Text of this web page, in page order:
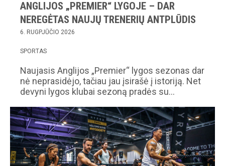
ANGLIJOS „PREMIER“ LYGOJE – DAR
NEREGĖTAS NAUJŲ TRENERIŲ ANTPLŪDIS
6. RUGPJŪČIO 2026
SPORTAS
Naujasis Anglijos „Premier“ lygos sezonas dar
nė neprasidėjo, tačiau jau įsirašė į istoriją. Net
devyni lygos klubai sezoną pradės su…